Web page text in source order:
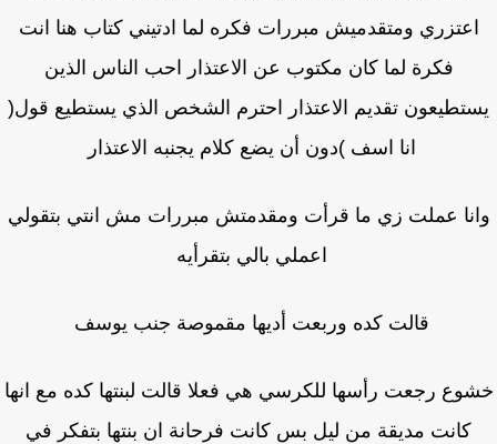
ومتقدميش مبررات فكره لما ادتيني كتاب هنا انت
فكرة لما كان مكتوب عن الاعتذار احب الناس الذين
تقديم الاعتذار احترم الشخص الذي يستطيع قول(
انا اسف )دون أن يضع كلام يجنبه الاعتذار
عملت زي ما قرأت ومقدمتش مبررات مش انتي بتقولي
اعملي بالي بتقرأيه
قالت كده وربعت أديها مقموصة جنب يوسف
رجعت رأسها للكرسي هي فعلا قالت لبنتها كده مع انها
كانت مديقة من ليل بس كانت فرحانة ان بنتها بتفكر في